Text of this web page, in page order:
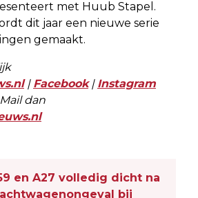
met Huub Stapel.
dit jaar een nieuwe serie
gemaakt.
| Facebook| Instagram
dan
en A27 volledig dicht na
bij